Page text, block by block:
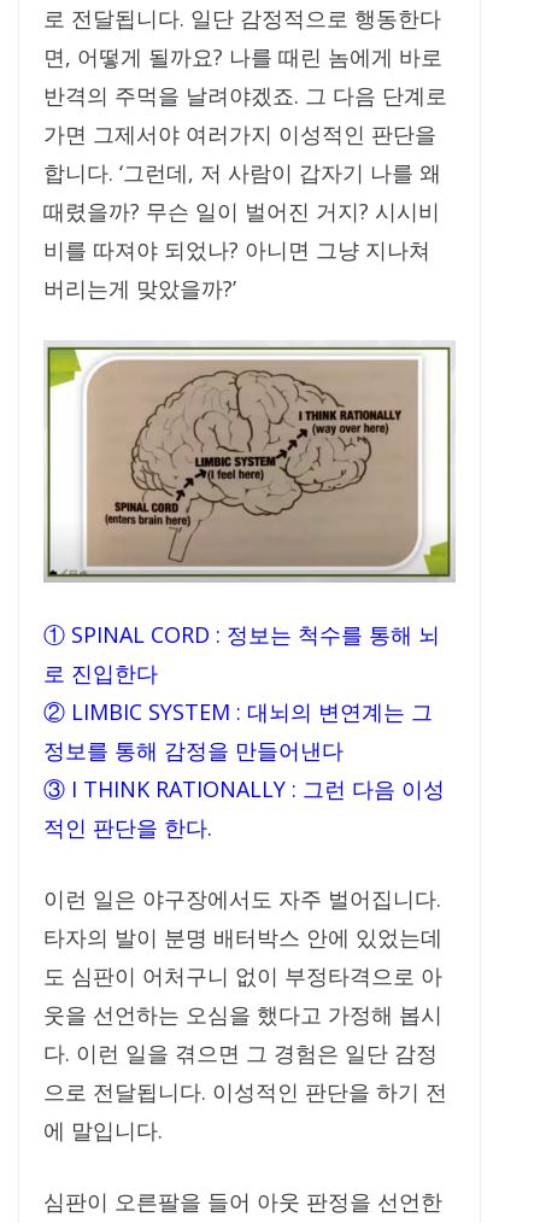
로 전달됩니다. 일단 감정적으로 행동한다
면, 어떻게 될까요? 나를 때린 놈에게 바로
반격의 주먹을 날려야겠죠. 그 다음 단계로
가면 그제서야 여러가지 이성적인 판단을
합니다. ‘그런데, 저 사람이 갑자기 나를 왜
때렸을까? 무슨 일이 벌어진 거지? 시시비
비를 따져야 되었나? 아니면 그냥 지나쳐
버리는게 맞았을까?’
① SPINAL CORD : 정보는 척수를 통해 뇌
로 진입한다
② LIMBIC SYSTEM : 대뇌의 변연계는 그
정보를 통해 감정을 만들어낸다
③ I THINK RATIONALLY : 그런 다음 이성
적인 판단을 한다.
이런 일은 야구장에서도 자주 벌어집니다.
타자의 발이 분명 배터박스 안에 있었는데
도 심판이 어처구니 없이 부정타격으로 아
웃을 선언하는 오심을 했다고 가정해 봅시
다. 이런 일을 겪으면 그 경험은 일단 감정
으로 전달됩니다. 이성적인 판단을 하기 전
에 말입니다.
심판이 오른팔을 들어 아웃 판정을 선언한